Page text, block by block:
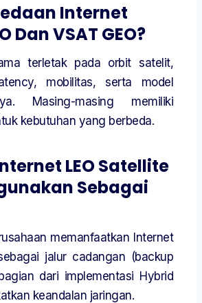
Internet
Dan VSAT GEO?
terletak pada orbit satelit,
mobilitas, serta model
Masing-masing memiliki
kebutuhan yang berbeda.
LEO Satellite
Sebagai
memanfaatkan Internet
jalur cadangan (backup
dari implementasi Hybrid
keandalan jaringan.